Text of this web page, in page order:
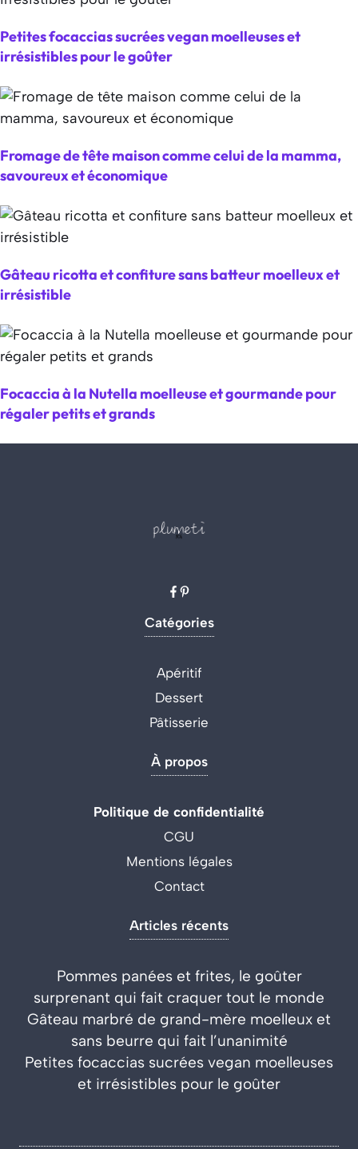
Petites focaccias sucrées vegan moelleuses et
irrésistibles pour le goûter
Fromage de tête maison comme celui de la mamma,
savoureux et économique
Gâteau ricotta et confiture sans batteur moelleux et
irrésistible
Focaccia à la Nutella moelleuse et gourmande pour
régaler petits et grands
Catégories
Apéritif
Dessert
Pâtisserie
À propos
Politique de confidentialité
CGU
Mentions légales
Contact
Articles récents
Pommes panées et frites, le goûter
surprenant qui fait craquer tout le monde
Gâteau marbré de grand-mère moelleux et
sans beurre qui fait l’unanimité
Petites focaccias sucrées vegan moelleuses
et irrésistibles pour le goûter